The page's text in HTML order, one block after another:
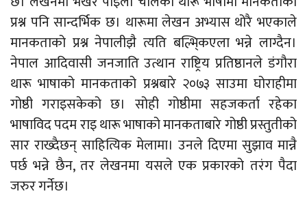
प्रश्न पनि सान्दर्भिक छ। थारूमा लेखन अभ्यास थोरै भएकाले
मानकताको प्रश्न नेपालीझै त्यति बल्भि्कएला भन्ने लाग्दैन।
नेपाल आदिवासी जनजाति उत्थान राष्ट्रिय प्रतिष्ठानले डंगौरा
थारू भाषाको मानकताको प्रश्नबारे २०७३ साउमा घोराहीमा
गोष्ठी गराइसकेको छ। सोही गोष्ठीमा सहजकर्ता रहेका
भाषाविद पदम राइ थारू भाषाको मानकताबारे गोष्ठी प्रस्तुतीको
सार राख्दैछन् साहित्यिक मेलामा। उनले दिएमा सुझाव मान्नै
पर्छ भन्ने छैन, तर लेखनमा यसले एक प्रकारको तरंग पैदा
जरुर गर्नेछ।